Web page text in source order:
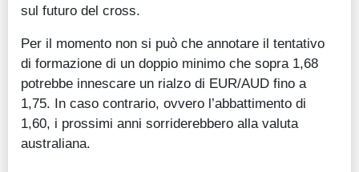
sul futuro del cross.
Per il momento non si può che annotare il tentativo
di formazione di un doppio minimo che sopra 1,68
potrebbe innescare un rialzo di EUR/AUD fino a
1,75. In caso contrario, ovvero l’abbattimento di
1,60, i prossimi anni sorriderebbero alla valuta
australiana.